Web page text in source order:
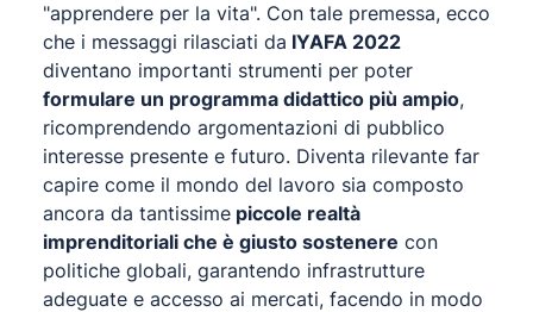
"apprendere per la vita". Con tale premessa, ecco
che i messaggi rilasciati da IYAFA 2022
diventano importanti strumenti per poter
formulare un programma didattico più ampio,
ricomprendendo argomentazioni di pubblico
interesse presente e futuro. Diventa rilevante far
capire come il mondo del lavoro sia composto
ancora da tantissime piccole realtà
imprenditoriali che è giusto sostenere con
politiche globali, garantendo infrastrutture
adeguate e accesso ai mercati, facendo in modo